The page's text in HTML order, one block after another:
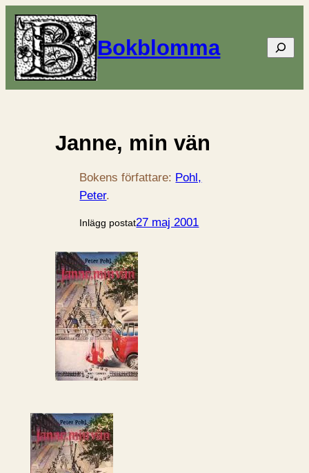
Bokblomma Sök
Janne, min vän
Bokens författare: Pohl,
Peter.
Inlägg postat27 maj 2001